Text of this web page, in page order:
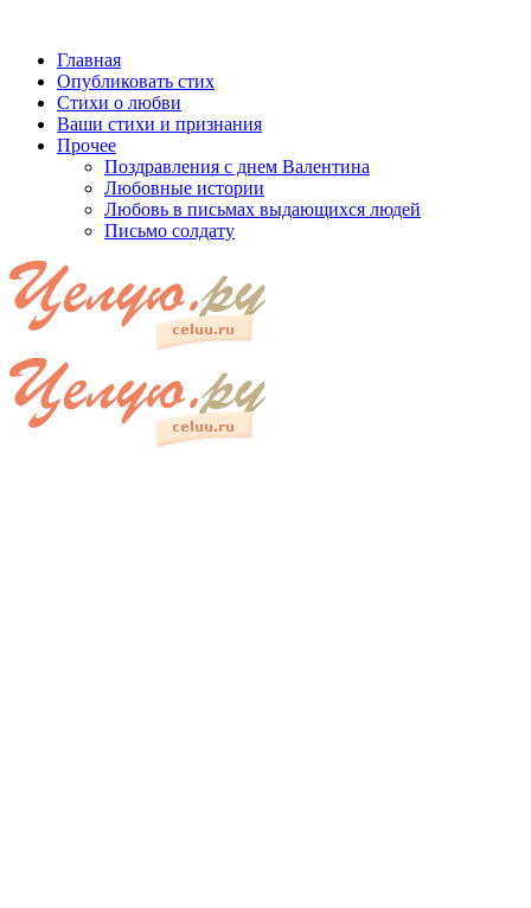
Главная
Опубликовать стих
Стихи о любви
Ваши стихи и признания
Прочее
Поздравления с днем Валентина
Любовные истории
Любовь в письмах выдающихся людей
Письмо солдату